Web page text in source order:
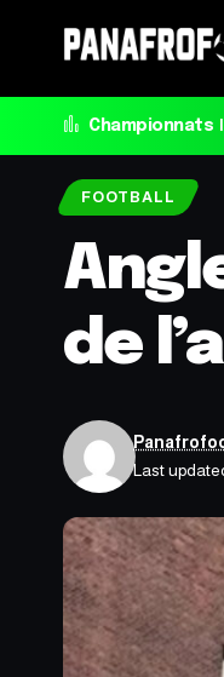
Championnats
FOOTBALL
de
Last